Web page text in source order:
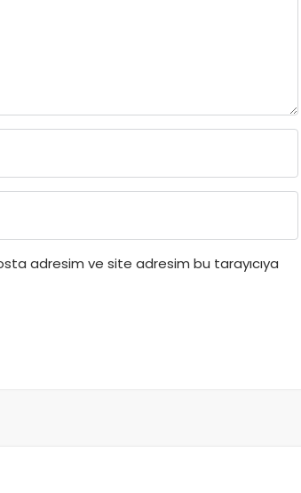
adresim ve site adresim bu tarayıcıya